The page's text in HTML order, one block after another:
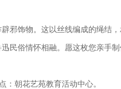
邪饰物。这以丝线编成的绳
民俗情怀相融。愿这枚您亲手
：朝花艺苑教育活动中心。